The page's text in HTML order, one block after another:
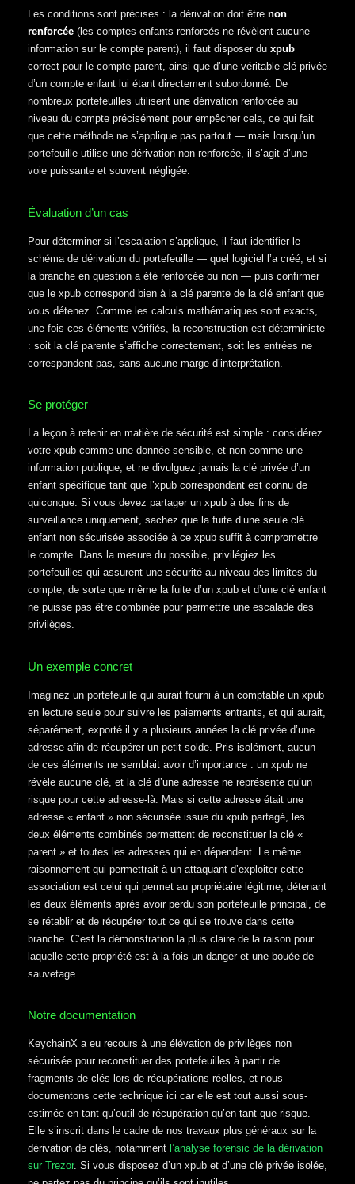
Les conditions sont précises : la dérivation doit être non
renforcée (les comptes enfants renforcés ne révèlent aucune
information sur le compte parent), il faut disposer du xpub
correct pour le compte parent, ainsi que d’une véritable clé privée
d’un compte enfant lui étant directement subordonné. De
nombreux portefeuilles utilisent une dérivation renforcée au
niveau du compte précisément pour empêcher cela, ce qui fait
que cette méthode ne s’applique pas partout — mais lorsqu’un
portefeuille utilise une dérivation non renforcée, il s’agit d’une
voie puissante et souvent négligée.
Évaluation d’un cas
Pour déterminer si l’escalation s’applique, il faut identifier le
schéma de dérivation du portefeuille — quel logiciel l’a créé, et si
la branche en question a été renforcée ou non — puis confirmer
que le xpub correspond bien à la clé parente de la clé enfant que
vous détenez. Comme les calculs mathématiques sont exacts,
une fois ces éléments vérifiés, la reconstruction est déterministe
: soit la clé parente s’affiche correctement, soit les entrées ne
correspondent pas, sans aucune marge d’interprétation.
Se protéger
La leçon à retenir en matière de sécurité est simple : considérez
votre xpub comme une donnée sensible, et non comme une
information publique, et ne divulguez jamais la clé privée d’un
enfant spécifique tant que l’xpub correspondant est connu de
quiconque. Si vous devez partager un xpub à des fins de
surveillance uniquement, sachez que la fuite d’une seule clé
enfant non sécurisée associée à ce xpub suffit à compromettre
le compte. Dans la mesure du possible, privilégiez les
portefeuilles qui assurent une sécurité au niveau des limites du
compte, de sorte que même la fuite d’un xpub et d’une clé enfant
ne puisse pas être combinée pour permettre une escalade des
privilèges.
Un exemple concret
Imaginez un portefeuille qui aurait fourni à un comptable un xpub
en lecture seule pour suivre les paiements entrants, et qui aurait,
séparément, exporté il y a plusieurs années la clé privée d’une
adresse afin de récupérer un petit solde. Pris isolément, aucun
de ces éléments ne semblait avoir d’importance : un xpub ne
révèle aucune clé, et la clé d’une adresse ne représente qu’un
risque pour cette adresse-là. Mais si cette adresse était une
adresse « enfant » non sécurisée issue du xpub partagé, les
deux éléments combinés permettent de reconstituer la clé «
parent » et toutes les adresses qui en dépendent. Le même
raisonnement qui permettrait à un attaquant d’exploiter cette
association est celui qui permet au propriétaire légitime, détenant
les deux éléments après avoir perdu son portefeuille principal, de
se rétablir et de récupérer tout ce qui se trouve dans cette
branche. C’est la démonstration la plus claire de la raison pour
laquelle cette propriété est à la fois un danger et une bouée de
sauvetage.
Notre documentation
KeychainX a eu recours à une élévation de privilèges non
sécurisée pour reconstituer des portefeuilles à partir de
fragments de clés lors de récupérations réelles, et nous
documentons cette technique ici car elle est tout aussi sous-
estimée en tant qu’outil de récupération qu’en tant que risque.
Elle s’inscrit dans le cadre de nos travaux plus généraux sur la
dérivation de clés, notamment l’analyse forensic de la dérivation
sur Trezor. Si vous disposez d’un xpub et d’une clé privée isolée,